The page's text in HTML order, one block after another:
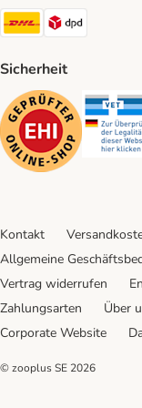
DHL Shipping
Sicherheit
Security
Kontakt
Allgemeine
Vertrag widerrufen
Zahlungsarten
Über
Corporate Website
© zooplus SE 2026